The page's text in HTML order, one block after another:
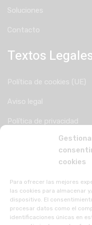
cookies
Para ofrecer las mejores
las cookies para almacenar
dispositivo. El
procesar datos como el
identificaciones únicas en
Soluciones
Contacto
Textos
Política de cookies (UE)
Aviso legal
Política de privacidad